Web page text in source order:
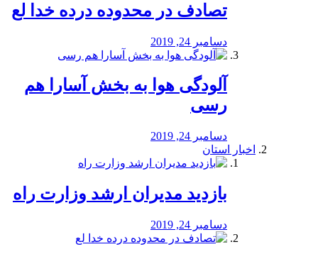
تصادف در محدوده درده خدا لع
دسامبر 24, 2019
آلودگی هوا به بخش آسارا هم
رسی
دسامبر 24, 2019
اخبار استان
بازدید مدیران ارشد وزارت راه
دسامبر 24, 2019